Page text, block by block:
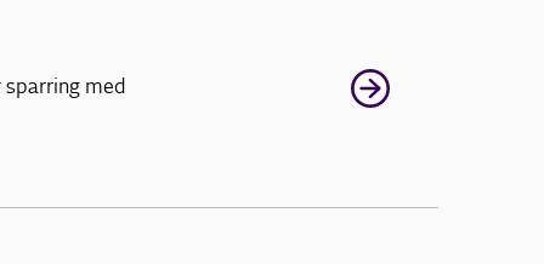
med